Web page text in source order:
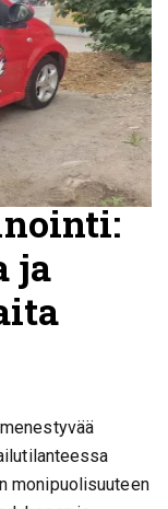
ja
monipuolisuuteen